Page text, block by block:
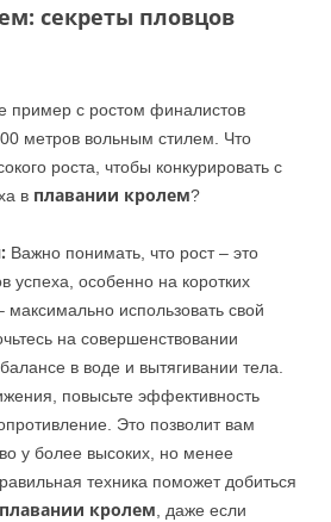
секреты пловцов
пример с ростом финалистов
метров вольным стилем. Что
роста, чтобы конкурировать с
в плавании кролем?
Важно понимать, что рост – это
успеха, особенно на коротких
максимально использовать свой
на совершенствовании
в воде и вытягивании тела.
повысьте эффективность
Это позволит вам
у более высоких, но менее
техника поможет добиться
плавании кролем , даже если